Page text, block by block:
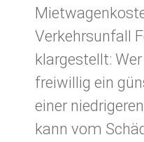
Verkehrsunfall
klargestellt:
freiwillig ein
einer
kann vom